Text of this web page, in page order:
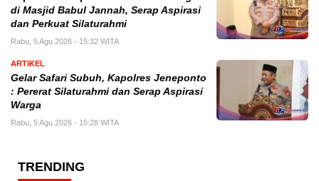
di Masjid Babul Jannah, Serap Aspirasi
dan Perkuat Silaturahmi
Rabu, 5 Agu 2026 - 15:32 WITA
ARTIKEL
Gelar Safari Subuh, Kapolres Jeneponto
: Pererat Silaturahmi dan Serap Aspirasi
Warga
Rabu, 5 Agu 2026 - 15:28 WITA
TRENDING